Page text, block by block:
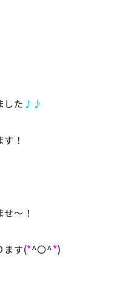
した ♪♪
！
～！
ます(*^〇^*)